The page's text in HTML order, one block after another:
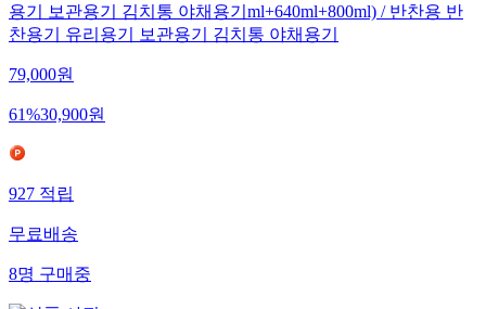
용기 보관용기 김치통 야채용기ml+640ml+800ml) / 반찬용 반
찬용기 유리용기 보관용기 김치통 야채용기
79,000원
61%30,900원
927 적립
무료배송
8명 구매중